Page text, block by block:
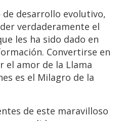
desarrollo evolutivo,
verdaderamente el
les ha sido dado en
Convertirse en
el amor de la Llama
es el Milagro de la
de este maravilloso